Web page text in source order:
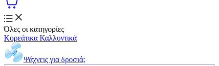
Όλες οι κατηγορίες
Κορεάτικα Καλλυντικά
Ψάχνεις για δροσιά;